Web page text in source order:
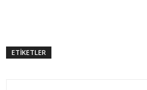
ETİKETLER